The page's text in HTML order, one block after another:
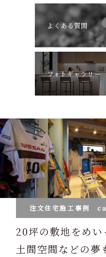
よくある質問
フォトギャラリー
注文住宅施工事例
20坪の敷地をめ
土間空間などの夢